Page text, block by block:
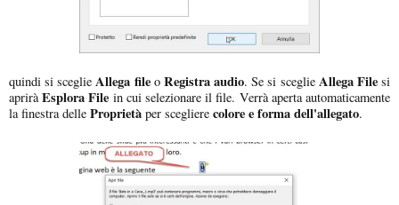
quindi si sceglieAllega fileo Registra audio. Se si sceglieAllega Filesi
apriràEsplora File in cui selezionare il file. Verrà aperta automaticamente
la finestra delle Proprietà per scegliere colore e forma dell'allegato.